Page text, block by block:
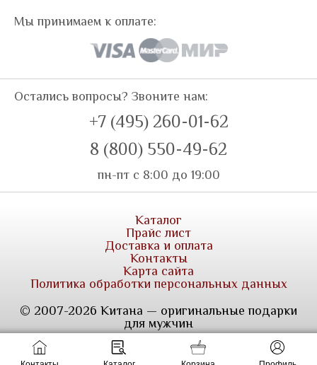
Мы принимаем к оплате:
Остались вопросы? Звоните нам:
+7 (495) 260-01-62
8 (800) 550-49-62
пн-пт с 8:00 до 19:00
Каталог
Прайс лист
Доставка и оплата
Контакты
Карта сайта
Политика обработки персональных данных
© 2007-2026 Китана — оригинальные подарки
для мужчин